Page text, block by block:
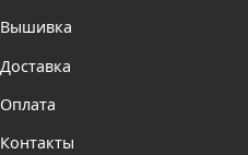
Вышивка
Доставка
Оплата
Контакты